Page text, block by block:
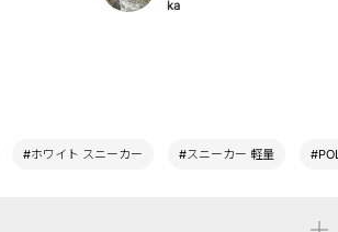
ka
#ホワイト スニーカー #スニーカー 軽量